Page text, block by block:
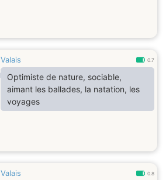
Valais 0.7
Optimiste de nature, sociable,
aimant les ballades, la natation, les
voyages
Valais 0.8